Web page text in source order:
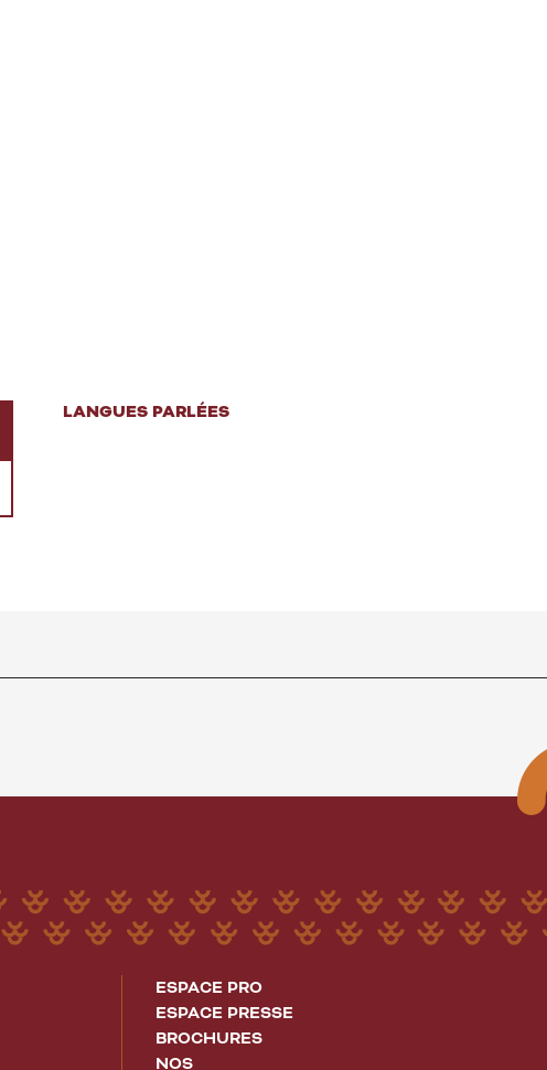
LANGUES PARLÉES
LANGUES PARLÉES
ESPACE PRO
ESPACE PRESSE
BROCHURES
NOS